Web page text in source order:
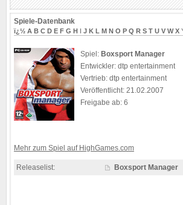
Spiele-Datenbank
ï¿½ A B C D E F G H I J K L M N O P Q R S T U V W X
Spiel: Boxsport Manager
Entwickler: dtp entertainment
Vertrieb: dtp entertainment
Veröffentlicht: 21.02.2007
Freigabe ab: 6
Mehr zum Spiel auf HighGames.com
Releaselist: Boxsport Manager